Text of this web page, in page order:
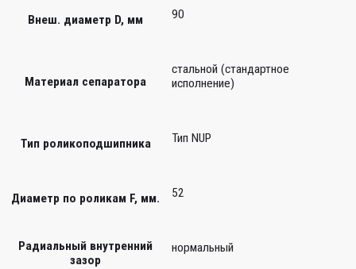
Внеш. диаметр D, мм 90
Материал сепаратора
стальной (стандартное
исполнение)
Тип роликоподшипника Тип NUP
Диаметр по роликам F, мм. 52
Радиальный внутренний
зазор
нормальный